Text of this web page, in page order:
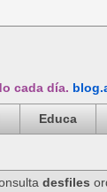
cada día.
Educa
desfiles